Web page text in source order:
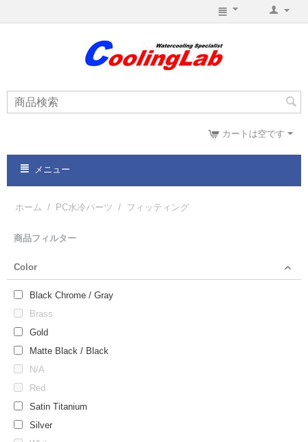
カートは空です
メニュー
ホーム / PC水冷パーツ / フィッティング
商品フィルター
Color
Black Chrome / Gray
Brass
Gold
Matte Black / Black
N/A
Red
Satin Titanium
Silver